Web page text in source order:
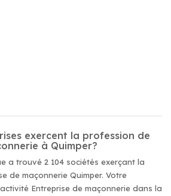
exercent la profession de
à Quimper?
a trouvé 2 104 sociétés exerçant la
de maçonnerie Quimper. Votre
Entreprise de maçonnerie dans la